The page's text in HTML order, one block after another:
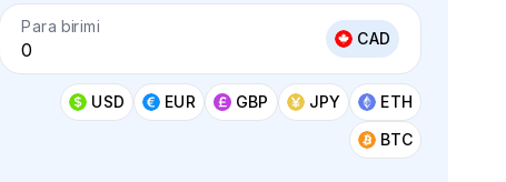
Para birimi
CAD
USD EUR GBP JPY
ETH
BTC